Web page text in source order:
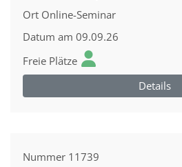
Ort Online-Seminar
Datum am 09.09.26
Freie Plätze
Details
Nummer 11739